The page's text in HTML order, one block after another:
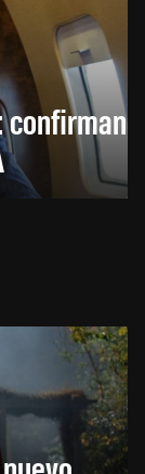
confirman